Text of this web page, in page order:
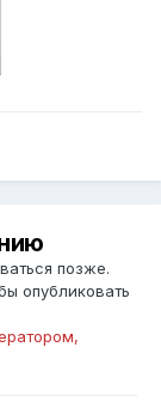
позже.
опубликовать